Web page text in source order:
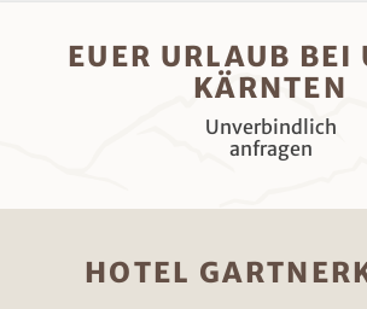
EUER URLAUB BEI
KÄRNTEN
Unverbindlich
anfragen
HOTEL